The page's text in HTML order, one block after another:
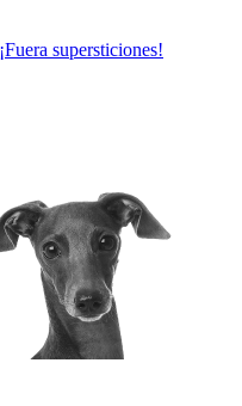
supersticiones!